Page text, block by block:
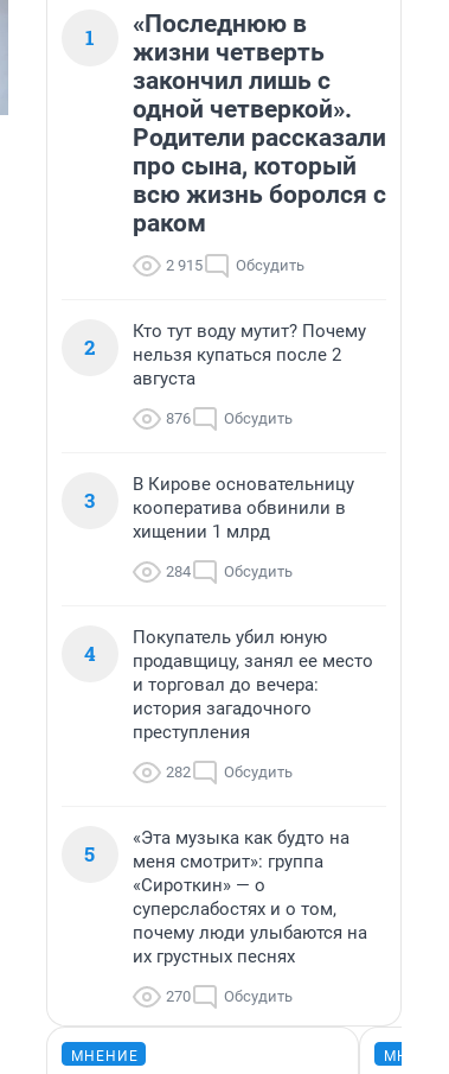
1
«Последнюю в
жизни четверть
закончил лишь с
одной четверкой».
Родители рассказали
про сына, который
всю жизнь боролся с
раком
2 915 Обсудить
2
Кто тут воду мутит? Почему
нельзя купаться после 2
августа
876 Обсудить
3
В Кирове основательницу
кооператива обвинили в
хищении 1 млрд
284 Обсудить
4
Покупатель убил юную
продавщицу, занял ее место
и торговал до вечера:
история загадочного
преступления
282 Обсудить
5
«Эта музыка как будто на
меня смотрит»: группа
«Сироткин» — о
суперслабостях и о том,
почему люди улыбаются на
их грустных песнях
270 Обсудить
МНЕНИЕ